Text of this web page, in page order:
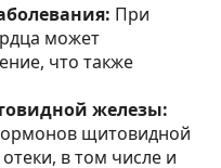
При
может
что также
железы:
щитовидной
в том числе и